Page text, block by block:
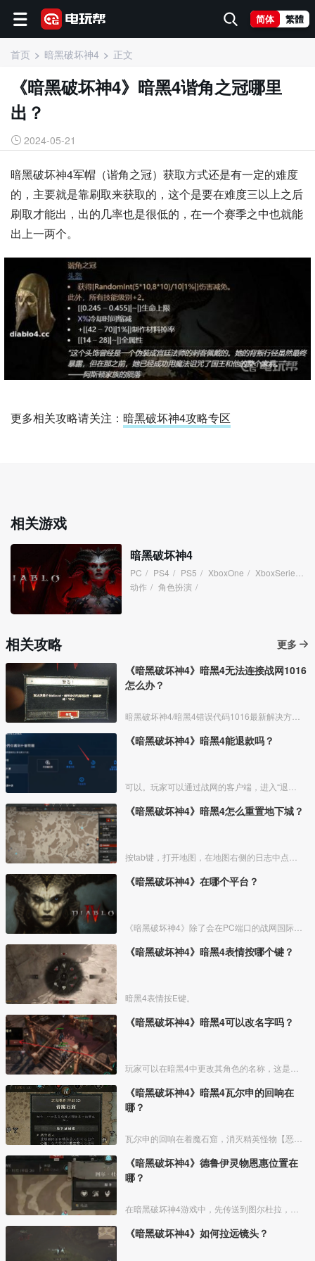
简体 繁體
首页 暗黑破坏神4 正文
《暗黑破坏神4》暗黑4谐角之冠哪里
出？
2024-05-21
暗黑破坏神4军帽（谐角之冠）获取方式还是有一定的难度
的，主要就是靠刷取来获取的，这个是要在难度三以上之后
刷取才能出，出的几率也是很低的，在一个赛季之中也就能
出上一两个。
更多相关攻略请关注： 暗黑破坏神4攻略专区
相关游戏
暗黑破坏神4
PC / PS4 / PS5 / XboxOne / XboxSeries
动作 / 角色扮演 /
相关攻略
更多
《暗黑破坏神4》暗黑4无法连接战网1016
怎么办？
《暗黑破坏神4》暗黑4能退款吗？
《暗黑破坏神4》暗黑4怎么重置地下城？
《暗黑破坏神4》在哪个平台？
《暗黑破坏神4》暗黑4表情按哪个键？
暗黑4表情按E键。
《暗黑破坏神4》暗黑4可以改名字吗？
《暗黑破坏神4》暗黑4瓦尔申的回响在
哪？
《暗黑破坏神4》德鲁伊灵物恩惠位置在
哪？
《暗黑破坏神4》如何拉远镜头？